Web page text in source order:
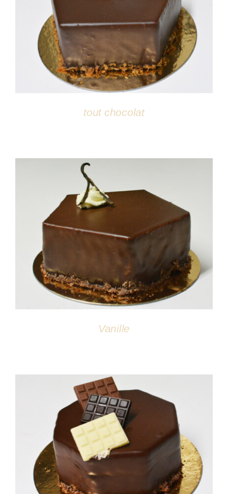
tout chocolat
DÉTAILS
Vanille
DÉTAILS